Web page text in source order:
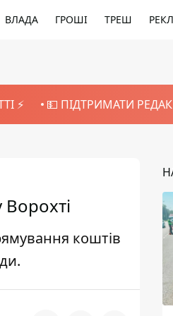
ВЛАДА ГРОШІ ТРЕШ
⚡️ 💵 ПІДТРИМАТИ
коштів